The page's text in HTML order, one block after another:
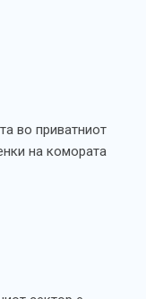
во приватниот
на комората